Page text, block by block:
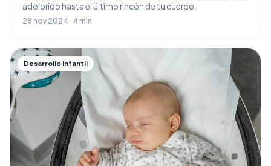
adolorido hasta el último rincón de tu cuerpo.
28 nov 2024 · 4 min
Desarrollo Infantil